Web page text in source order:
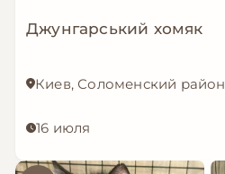
Джунгарський хомяк
Киев, Соломенский район
16 июля